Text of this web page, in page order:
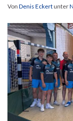
Von Denis Eckertunter